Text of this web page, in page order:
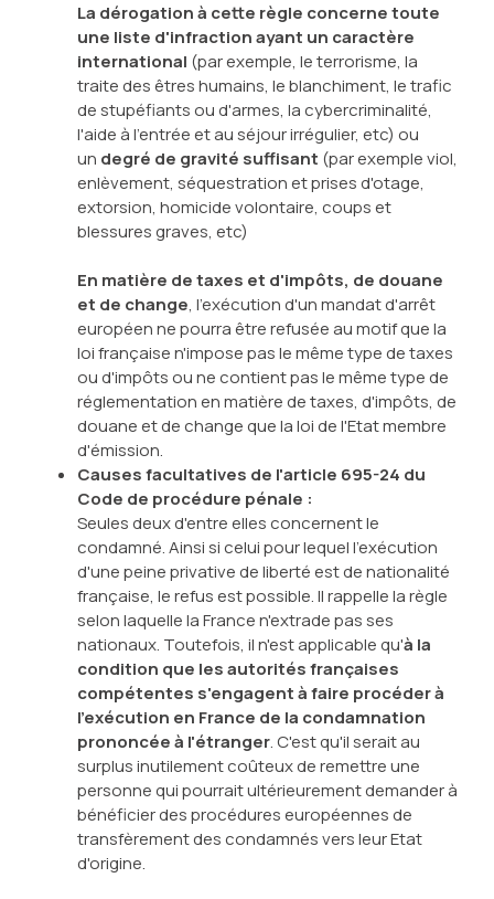
La dérogation à cette règle concerne toute
une liste d'infraction ayant un caractère
international (par exemple, le terrorisme, la
traite des êtres humains, le blanchiment, le trafic
de stupéfiants ou d'armes, la cybercriminalité,
l'aide à l'entrée et au séjour irrégulier, etc) ou
un degré de gravité suffisant (par exemple viol,
enlèvement, séquestration et prises d'otage,
extorsion, homicide volontaire, coups et
blessures graves, etc)
En matière de taxes et d'impôts, de douane
et de change, l'exécution d'un mandat d'arrêt
européen ne pourra être refusée au motif que la
loi française n'impose pas le même type de taxes
ou d'impôts ou ne contient pas le même type de
réglementation en matière de taxes, d'impôts, de
douane et de change que la loi de l'Etat membre
d'émission.
Causes facultatives de l'article 695-24 du
Code de procédure pénale :
Seules deux d'entre elles concernent le
condamné. Ainsi si celui pour lequel l'exécution
d'une peine privative de liberté est de nationalité
française, le refus est possible. Il rappelle la règle
selon laquelle la France n'extrade pas ses
nationaux. Toutefois, il n'est applicable qu'à la
condition que les autorités françaises
compétentes s'engagent à faire procéder à
l'exécution en France de la condamnation
prononcée à l'étranger. C'est qu'il serait au
surplus inutilement coûteux de remettre une
personne qui pourrait ultérieurement demander à
bénéficier des procédures européennes de
transfèrement des condamnés vers leur Etat
d'origine.